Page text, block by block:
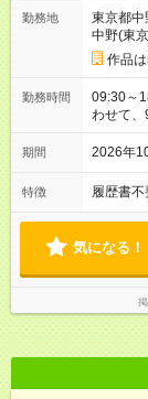
勤務地
東京都中
中野(東
作品
勤務時間
09:30～
わせて、
期間 2026年
特徴 履歴書不
気になる！